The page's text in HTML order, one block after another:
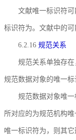
文献唯一标识符
标识符为。文献中的
6.2.16 规范关系
规范关系单独存
规范数据对象的唯一
规范数据对象唯一
所对应的为规范机构
唯一标识符为，则其